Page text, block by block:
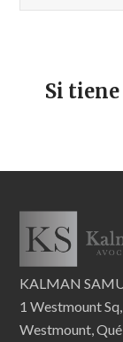
Si
KALMAN
1 Westmount
Westmount,